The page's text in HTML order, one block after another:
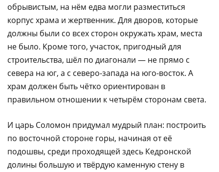
обрывистым, на нём едва могли разместиться
корпус храма и жертвенник. Для дворов, которые
должны были со всех сторон окружать храм, места
не было. Кроме того, участок, пригодный для
строительства, шёл по диагонали — не прямо с
севера на юг, а с северо-запада на юго-восток. А
храм должен быть чётко ориентирован в
правильном отношении к четырём сторонам света.
И царь Соломон придумал мудрый план: построить
по восточной стороне горы, начиная от её
подошвы, среди проходящей здесь Кедронской
долины большую и твёрдую каменную стену в